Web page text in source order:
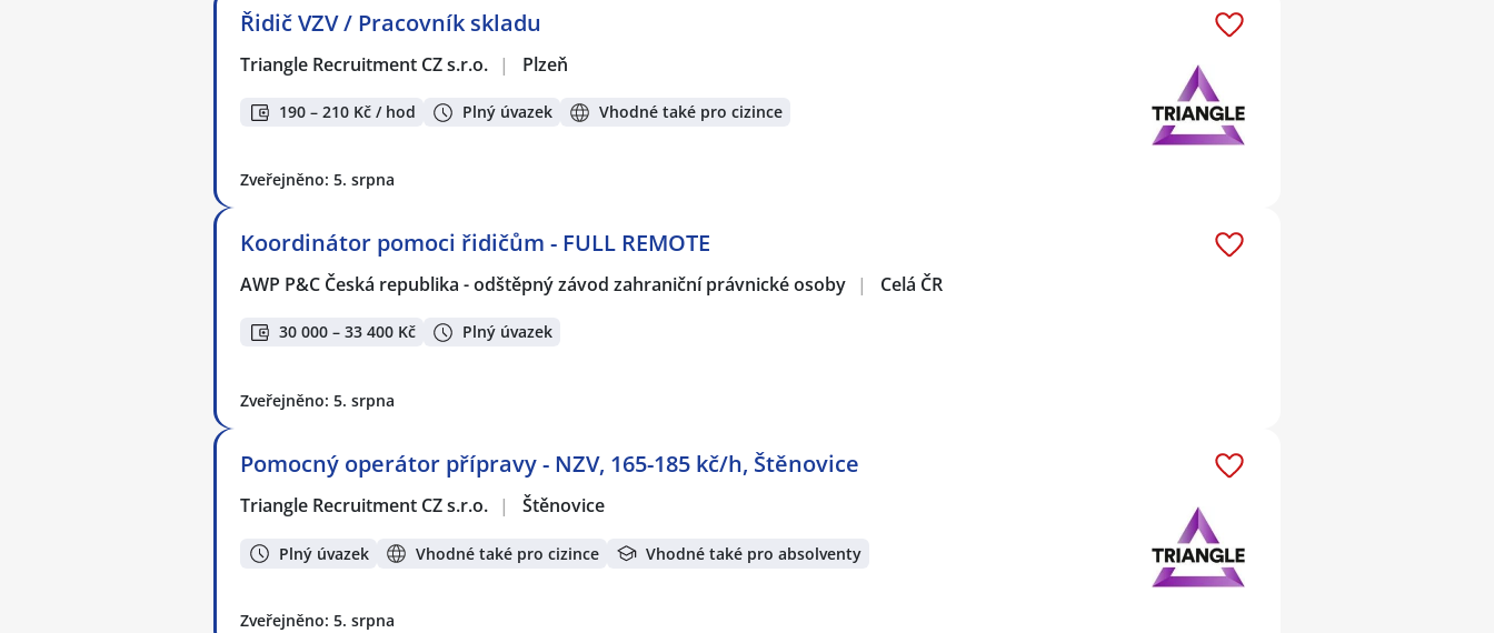
Řidič VZV / Pracovník skladu
Triangle Recruitment CZ s.r.o. | Plzeň
190 – 210 Kč / hod Plný úvazek Vhodné také pro cizince
Zveřejněno: 5. srpna
Koordinátor pomoci řidičům - FULL REMOTE
AWP P&C Česká republika - odštěpný závod zahraniční právnické osoby | Celá ČR
30 000 – 33 400 Kč Plný úvazek
Zveřejněno: 5. srpna
Pomocný operátor přípravy - NZV, 165-185 kč/h, Štěnovice
Triangle Recruitment CZ s.r.o. | Štěnovice
Plný úvazek Vhodné také pro cizince Vhodné také pro absolventy
Zveřejněno: 5. srpna